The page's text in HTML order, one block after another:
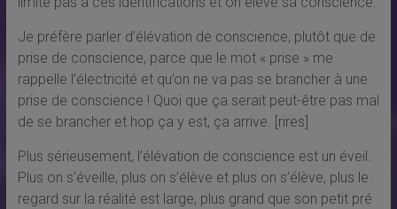
Je préfère parler d’élévation de conscience, plutôt que de
prise de conscience, parce que le mot « prise » me
rappelle l’électricité et qu’on ne va pas se brancher à une
prise de conscience ! Quoi que ça serait peut-être pas mal
de se brancher et hop ça y est, ça arrive. [rires]
Plus sérieusement, l’élévation de conscience est un éveil.
Plus on s’éveille, plus on s’élève et plus on s’élève, plus le
regard sur la réalité est large, plus grand que son petit pré